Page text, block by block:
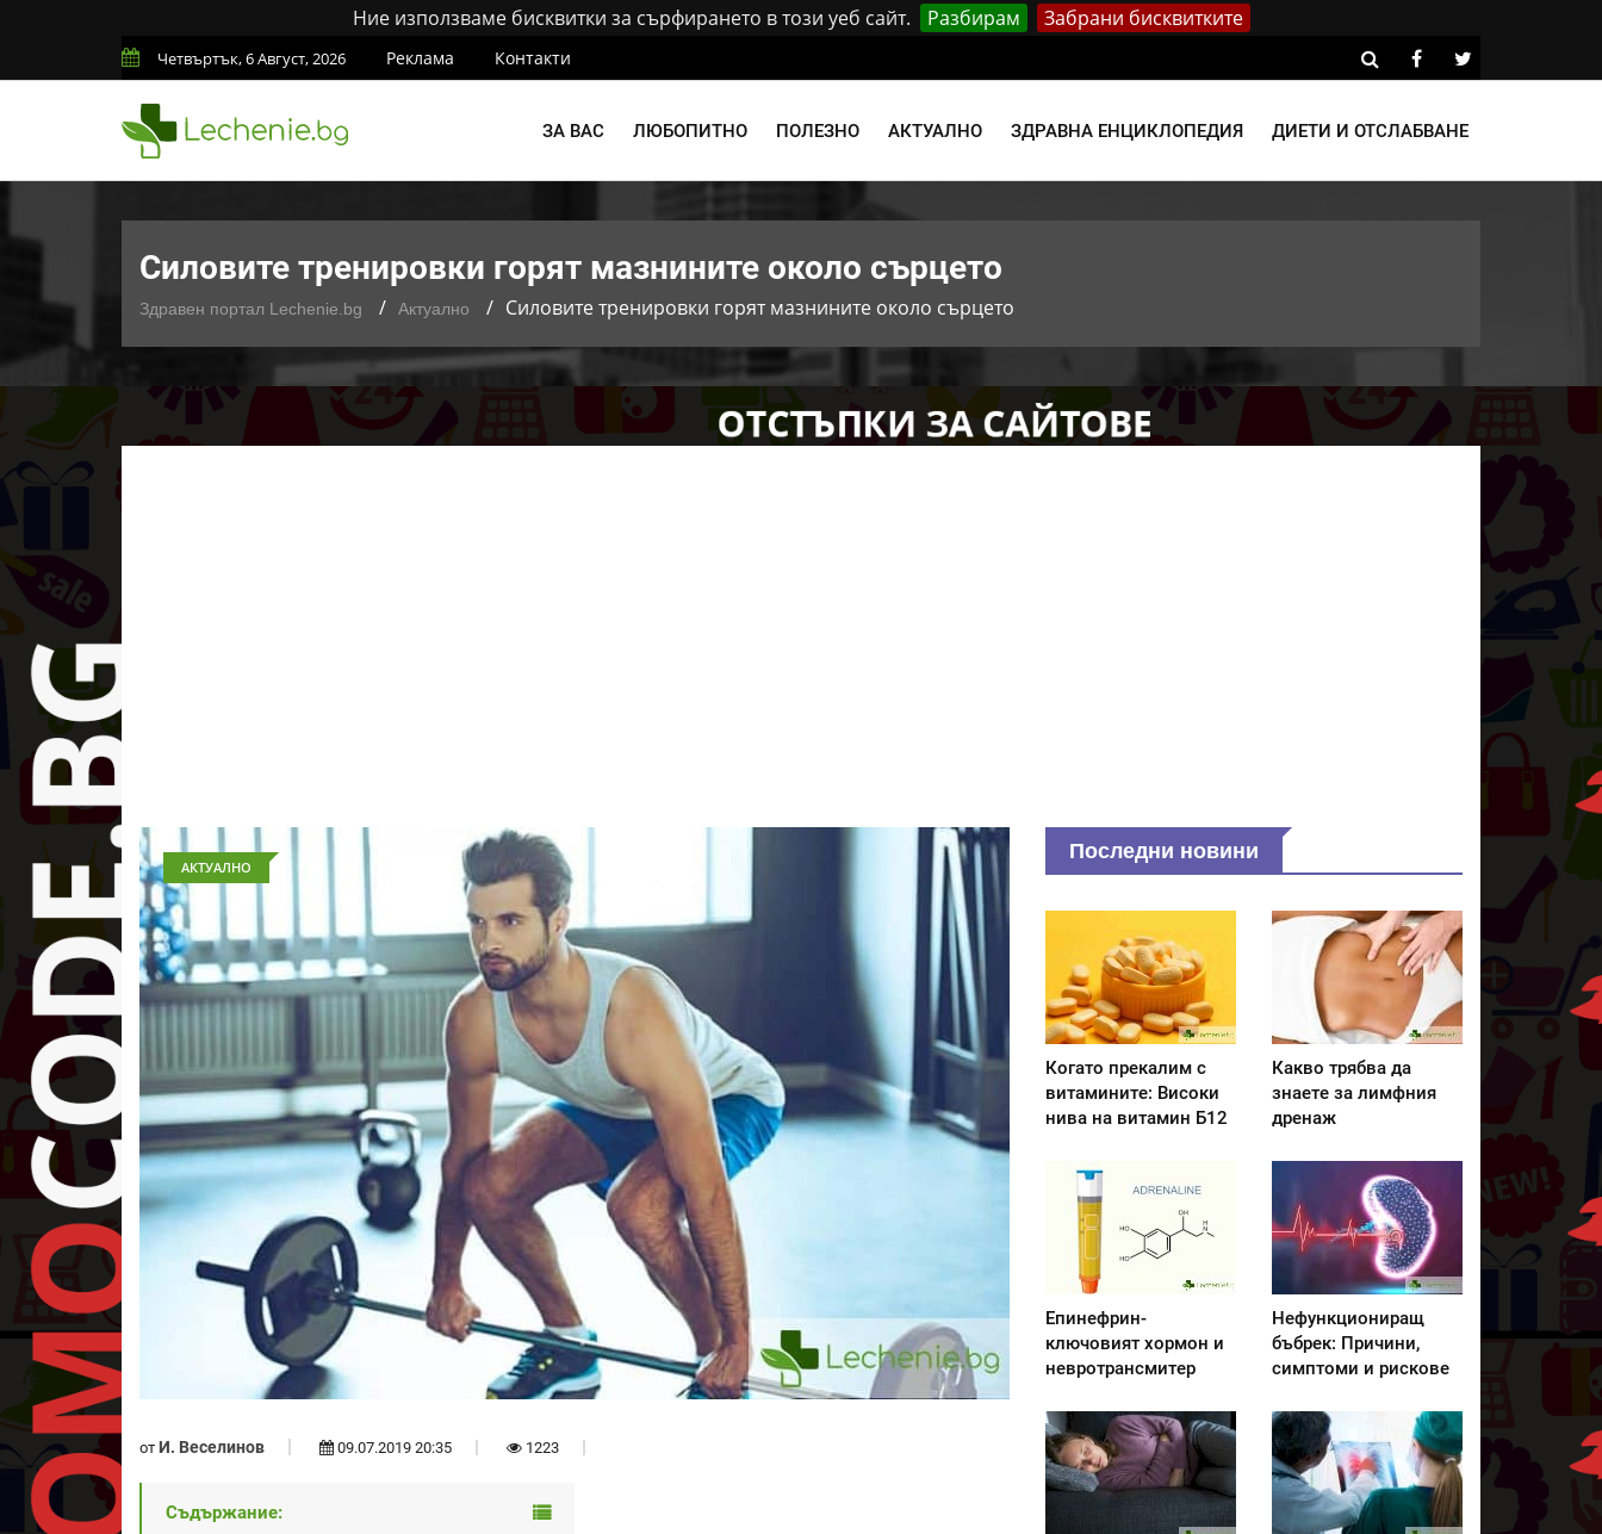
Ние използваме бисквитки за сърфирането в този уеб сайт. Разбирам Забрани бисквитките
Четвъртък, 6 Август, 2026 Реклама Контакти
ЗА ВАС ЛЮБОПИТНО ПОЛЕЗНО АКТУАЛНО ЗДРАВНА ЕНЦИКЛОПЕДИЯ ДИЕТИ И ОТСЛАБВАНЕ
Силовите тренировки горят мазнините около сърцето
Здравен портал Lechenie.bg Актуално Силовите тренировки горят мазнините около сърцето
АКТУАЛНО
от И. Веселинов 09.07.2019 20:35 1223
Съдържание:
Последни новини
Когато прекалим с
витамините: Високи
нива на витамин Б12
Какво трябва да
знаете за лимфния
дренаж
Епинефрин-
ключовият хормон и
невротрансмитер
Нефункциониращ
бъбрек: Причини,
симптоми и рискове